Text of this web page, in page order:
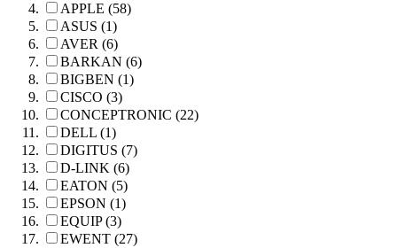
APPLE (58)
ASUS (1)
AVER (6)
BARKAN (6)
BIGBEN (1)
CISCO (3)
CONCEPTRONIC (22)
DELL (1)
DIGITUS (7)
D-LINK (6)
EATON (5)
EPSON (1)
EQUIP (3)
EWENT (27)